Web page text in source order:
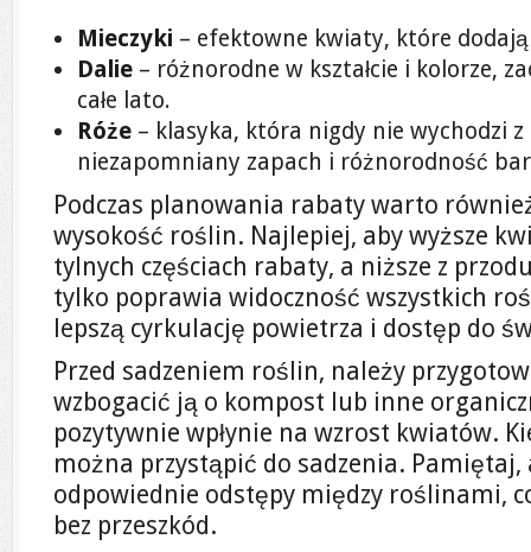
Mieczyki – efektowne kwiaty, które
Dalie – różnorodne w kształcie i kolorze,
całe lato.
Róże – klasyka, która nigdy nie wychodzi
niezapomniany zapach i różnorodność
Podczas planowania rabaty warto
wysokość roślin. Najlepiej, aby wyższe
tylnych częściach rabaty, a niższe z
tylko poprawia widoczność wszystkich
lepszą cyrkulację powietrza i dostęp do
Przed sadzeniem roślin, należy
wzbogacić ją o kompost lub inne
pozytywnie wpłynie na wzrost kwiatów.
można przystąpić do sadzenia. Pamiętaj,
odpowiednie odstępy między roślinami,
bez przeszkód.